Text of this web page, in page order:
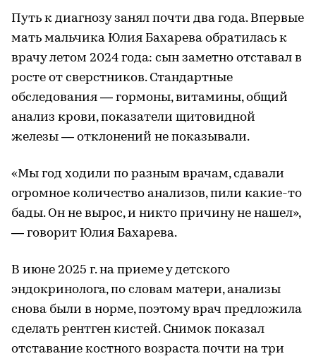
Путь к диагнозу занял почти два года. Впервые
мать мальчика Юлия Бахарева обратилась к
врачу летом 2024 года: сын заметно отставал в
росте от сверстников. Стандартные
обследования — гормоны, витамины, общий
анализ крови, показатели щитовидной
железы — отклонений не показывали.
«Мы год ходили по разным врачам, сдавали
огромное количество анализов, пили какие-то
бады. Он не вырос, и никто причину не нашел»,
— говорит Юлия Бахарева.
В июне 2025 г. на приеме у детского
эндокринолога, по словам матери, анализы
снова были в норме, поэтому врач предложила
сделать рентген кистей. Снимок показал
отставание костного возраста почти на три